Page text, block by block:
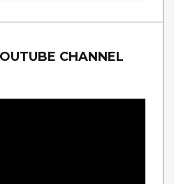
CHANNEL